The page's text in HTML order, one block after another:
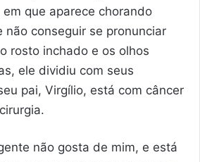
que aparece chorando
não conseguir se pronunciar
rosto inchado e os olhos
ele dividiu com seus
pai, Virgílio, está com câncer
não gosta de mim, e está